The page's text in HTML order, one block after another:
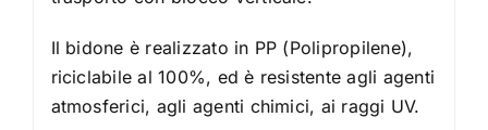
Il bidone è realizzato in PP (Polipropilene),
riciclabile al 100%, ed è resistente agli agenti
atmosferici, agli agenti chimici, ai raggi UV.